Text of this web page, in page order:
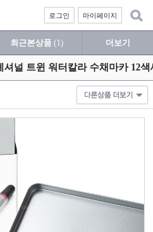
마이페이지
로그인
최근본상품 (1) 더보기
널 트윈 워터칼라 수채마카 12색